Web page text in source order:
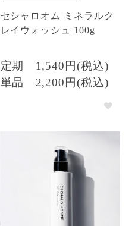
セシャロオム ミネラルク
レイウォッシュ 100g
定期
1,540円(税込)
単品
2,200円(税込)